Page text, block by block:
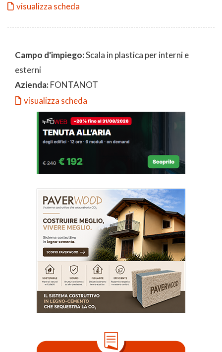
visualizza scheda
Campo d'impiego:Scala in plastica per interni e
esterni
Azienda:FONTANOT
visualizza scheda